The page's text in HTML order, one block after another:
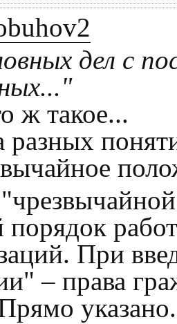
дел с
ж такое...
разных
При
– права
указано.